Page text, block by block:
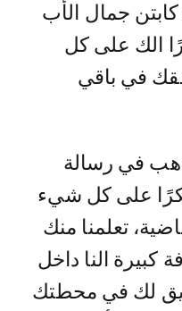
كابتن جمال الأب
الك على كل
في باقي
في رسالة
على كل شيء
تعلمنا منك
كبيرة النا داخل
لك في محطتك